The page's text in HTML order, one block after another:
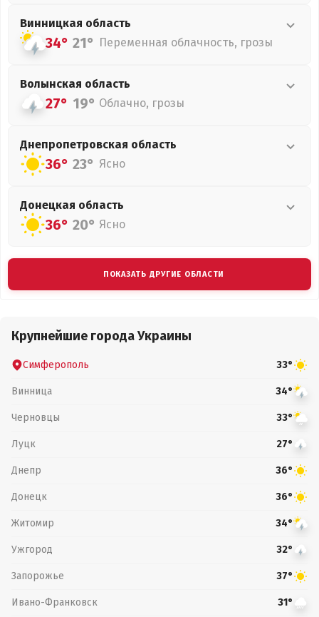
Винницкая область
34° 21° Переменная облачность, грозы
Волынская область
27° 19° Облачно, грозы
Днепропетровская область
36° 23° Ясно
Донецкая область
36° 20° Ясно
ПОКАЗАТЬ ДРУГИЕ ОБЛАСТИ
Крупнейшие города Украины
Симферополь 33°
Винница 34°
Черновцы 33°
Луцк 27°
Днепр 36°
Донецк 36°
Житомир 34°
Ужгород 32°
Запорожье 37°
Ивано-Франковск 31°